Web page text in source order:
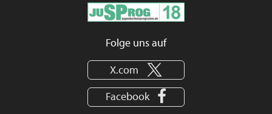
Folge uns auf
X.com
Facebook